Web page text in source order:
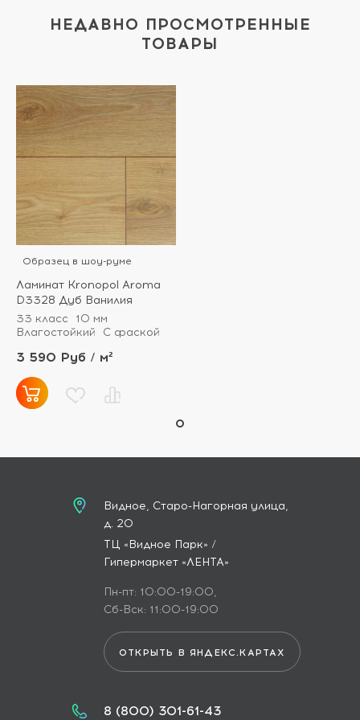
НЕДАВНО ПРОСМОТРЕННЫЕ
ТОВАРЫ
Образец в шоу-руме
Ламинат Kronopol Aroma
D3328 Дуб Ванилия
33 класс
10 мм
Влагостойкий
С фаской
3 590 Руб / м²
Видное, Старо-Нагорная улица,
д. 20
ТЦ «Видное Парк» /
Гипермаркет «ЛЕНТА»
Пн-пт: 10:00-19:00,
Сб-Вск: 11:00-19:00
ОТКРЫТЬ В ЯНДЕКС.КАРТАХ
8 (800) 301-61-43